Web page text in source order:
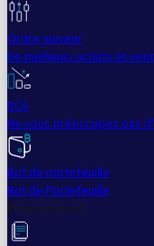
Ordre suiveur
De meilleurs achats et
DCA
Ne vous préoccupez pas
Bot de portefeuille
Bot de Portefeuille
Professionnel